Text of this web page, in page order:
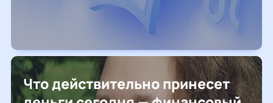
Что действительно принесет